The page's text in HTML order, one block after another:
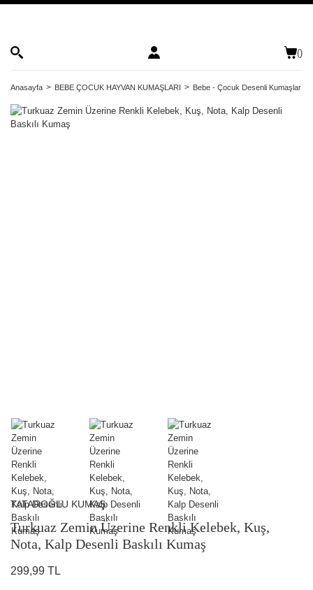
()
Anasayfa BEBE ÇOCUK HAYVAN KUMAŞLARI Bebe - Çocuk Desenli Kumaşlar
TATAROĞLU KUMAŞ
Turkuaz Zemin Üzerine Renkli Kelebek, Kuş,
Nota, Kalp Desenli Baskılı Kumaş
299,99 TL